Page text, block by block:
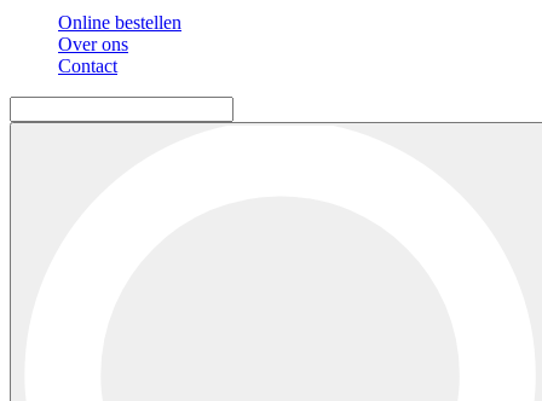
Online bestellen
Over ons
Contact